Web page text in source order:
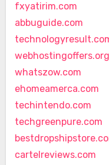
fxyatirim.com
abbuguide.com
webhostingoffers.org
whatszow.com
ehomeamerca.com
techintendo.com
techgreenpure.com
cartelreviews.com